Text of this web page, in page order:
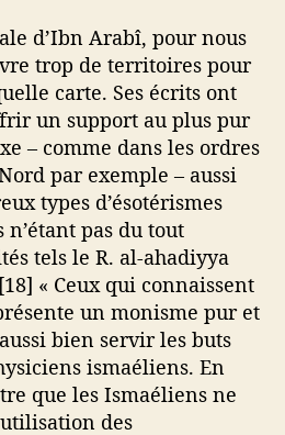
d’Ibn Arabî, pour nous
trop de territoires pour
carte. Ses écrits ont
un support au plus pur
– comme dans les ordres
par exemple – aussi
types d’ésotérismes
pas du tout
tels le R. al-ahadiyya
« Ceux qui connaissent
un monisme pur et
bien servir les buts
ismaéliens. En
que les Ismaéliens ne
des